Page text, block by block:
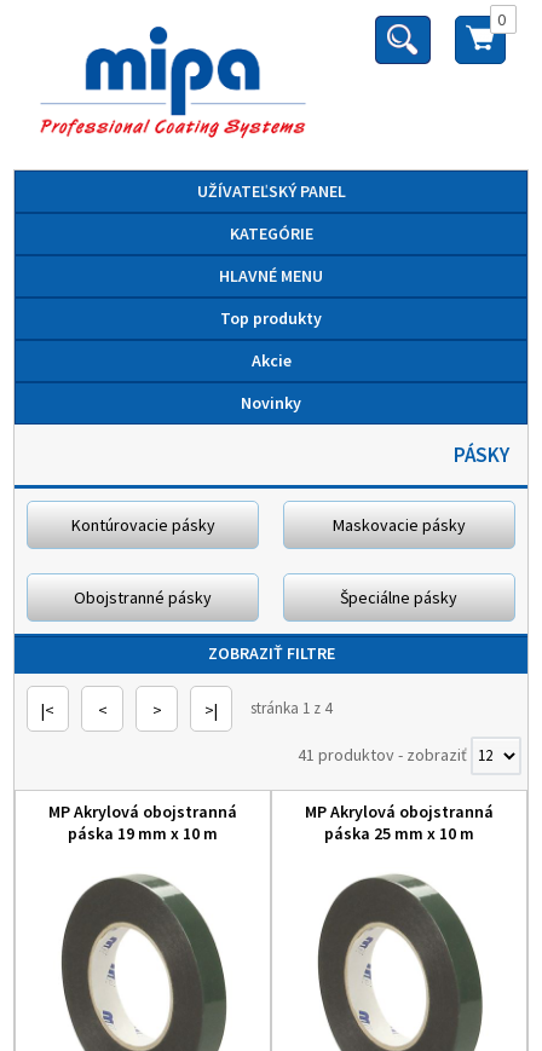
0
UŽÍVATEĽSKÝ PANEL
KATEGÓRIE
HLAVNÉ MENU
Top produkty
Akcie
Novinky
PÁSKY
Kontúrovacie pásky Maskovacie pásky
Obojstranné pásky Špeciálne pásky
ZOBRAZIŤ FILTRE
|< < > >| stránka 1 z 4
41 produktov- zobraziť
MP Akrylová obojstranná
páska 19 mm x 10 m
MP Akrylová obojstranná
páska 25 mm x 10 m